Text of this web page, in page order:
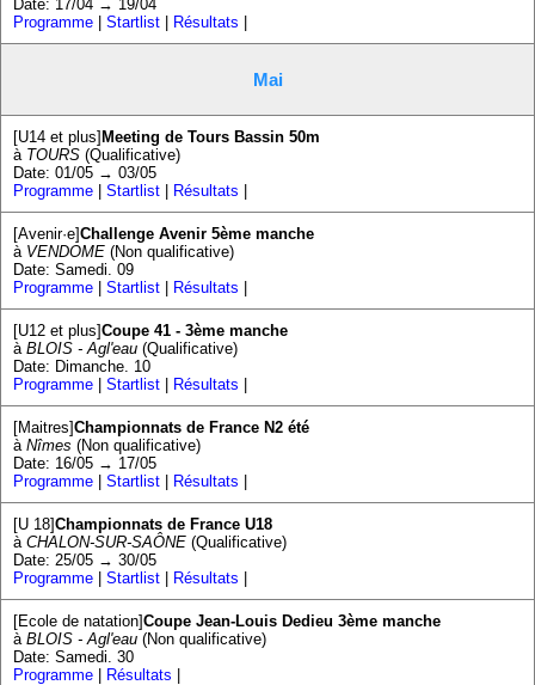
Date: 17/04 → 19/04
Programme
Startlist Résultats
Mai
[U14 et plus] Meeting de Tours Bassin 50m
à TOURS (Qualificative)
Date: 01/05 → 03/05
Programme
Startlist Résultats
[Avenir·e]Challenge Avenir 5ème manche
à VENDOME (Non qualificative)
Date: Samedi. 09
Programme
Startlist Résultats
[U12 et plus]Coupe 41 - 3ème manche
à BLOIS - Agl'eau (Qualificative)
Date: Dimanche. 10
Programme
Startlist Résultats
[Maitres]Championnats de France N2 été
à Nîmes (Non qualificative)
Date: 16/05 → 17/05
Programme
Startlist Résultats
[U 18]Championnats de France U18
à CHALON-SUR-SAÔNE (Qualificative)
Date: 25/05 → 30/05
Programme
Startlist Résultats
[Ecole de natation]Coupe Jean-Louis Dedieu 3ème manche
à BLOIS - Agl'eau (Non qualificative)
Date: Samedi. 30
Programme
Résultats